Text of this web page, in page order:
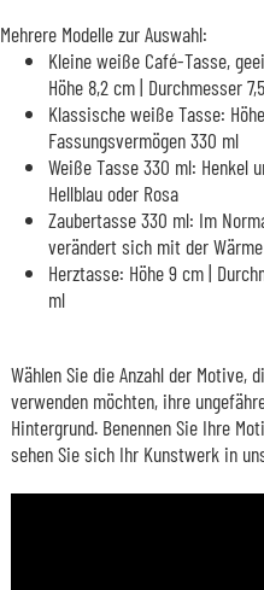
Mehrere Modelle zur Auswahl:
Kleine weiße Café-Tasse,
Höhe 8,2 cm | Durchmesser
Klassische weiße Tasse:
Fassungsvermögen 330 ml
Weiße Tasse 330 ml: Henkel
Hellblau oder Rosa
Zaubertasse 330 ml: Im
verändert sich mit der
Herztasse: Höhe 9 cm |
ml
Wählen Sie die Anzahl der Motive,
verwenden möchten, ihre
Hintergrund. Benennen Sie Ihre
sehen Sie sich Ihr Kunstwerk in